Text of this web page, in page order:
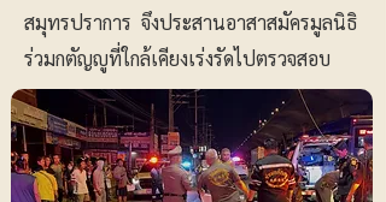
สมุทรปราการ จึงประสานอาสาสมัครมูลนิธิ
ร่วมกตัญญูที่ใกล้เคียงเร่งรัดไปตรวจสอบ